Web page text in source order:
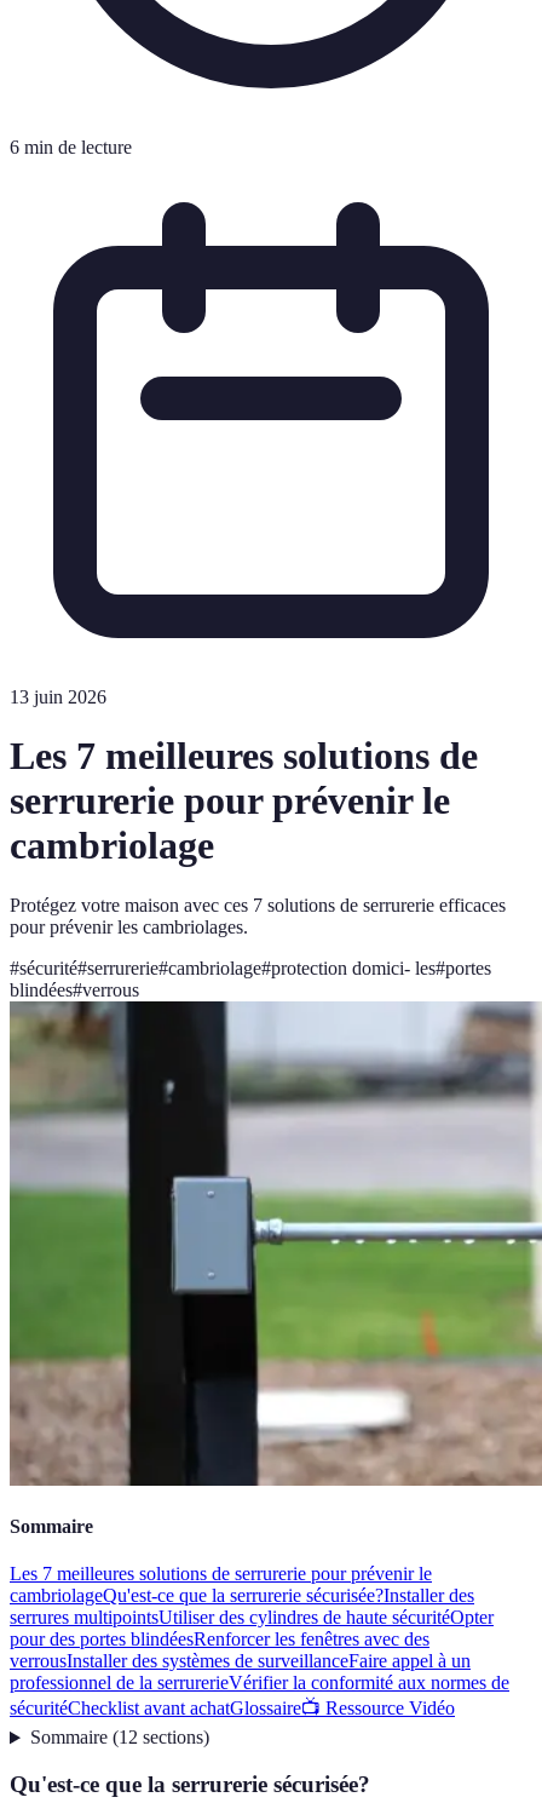
6 min de lecture
13 juin 2026
Les 7 meilleures solutions de
serrurerie pour prévenir le
cambriolage
Protégez votre maison avec ces 7 solutions de serrurerie efficaces
pour prévenir les cambriolages.
#sécurité#serrurerie#cambriolage#protection domici- les#portes
blindées#verrous
Sommaire
Les 7 meilleures solutions de serrurerie pour prévenir le
cambriolageQu'est-ce que la serrurerie sécurisée?Installer des
serrures multipointsUtiliser des cylindres de haute sécuritéOpter
pour des portes blindéesRenforcer les fenêtres avec des
verrousInstaller des systèmes de surveillanceFaire appel à un
professionnel de la serrurerieVérifier la conformité aux normes de
sécuritéChecklist avant achatGlossaire📺 Ressource Vidéo
Sommaire(12 sections)
Qu'est-ce que la serrurerie sécurisée?